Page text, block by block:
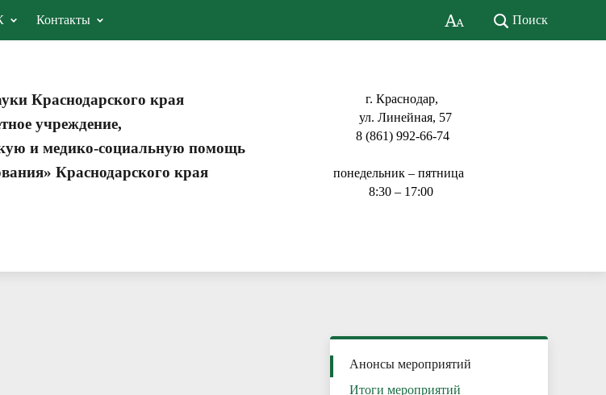
Контакты Поиск
Краснодарского края
учреждение,
и медико-социальную помощь
Краснодарского края
г. Краснодар,
ул. Линейная, 57
8 (861) 992-66-74
понедельник – пятница
8:30 – 17:00
Анонсы мероприятий
Итоги мероприятий